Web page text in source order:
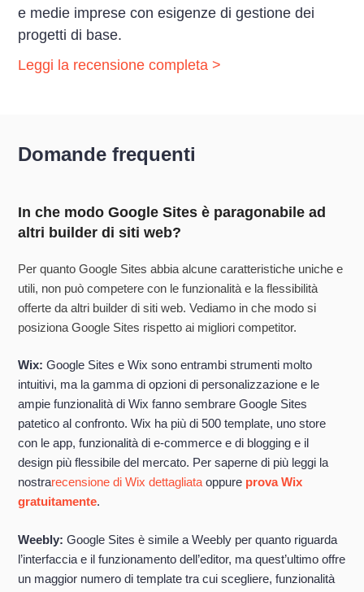
e medie imprese con esigenze di gestione dei
progetti di base.
Leggi la recensione completa >
Domande frequenti
In che modo Google Sites è paragonabile ad
altri builder di siti web?
Per quanto Google Sites abbia alcune caratteristiche uniche e
utili, non può competere con le funzionalità e la flessibilità
offerte da altri builder di siti web. Vediamo in che modo si
posiziona Google Sites rispetto ai migliori competitor.
Wix: Google Sites e Wix sono entrambi strumenti molto
intuitivi, ma la gamma di opzioni di personalizzazione e le
ampie funzionalità di Wix fanno sembrare Google Sites
patetico al confronto. Wix ha più di 500 template, uno store
con le app, funzionalità di e-commerce e di blogging e il
design più flessibile del mercato. Per saperne di più leggi la
nostrarecensione di Wix dettagliata oppure prova Wix
gratuitamente.
Weebly:Google Sites è simile a Weebly per quanto riguarda
l’interfaccia e il funzionamento dell’editor, ma quest’ultimo offre
un maggior numero di template tra cui scegliere, funzionalità